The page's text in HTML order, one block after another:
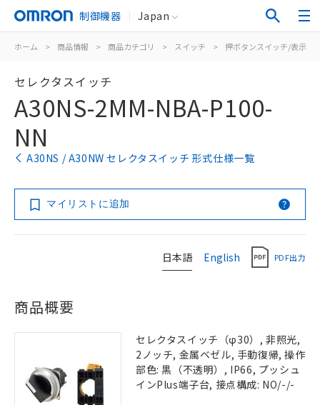
制御機器 Japan
ホーム > 商品情報 > 商品カテゴリ > スイッチ > 押ボタンスイッチ/表示灯
セレクタスイッチ
A30NS-2MM-NBA-P100-
NN
A30NS / A30NW セレクタスイッチ 形式仕様一覧
マイリストに追加
日本語 English PDF出力
商品概要
セレクタスイッチ（φ30）, 非照光,
2ノッチ, 金属ベゼル, 手動復帰, 操作
部色: 黒（不透明）, IP66, プッシュ
インPlus端子台, 接点構成: NO/-/-